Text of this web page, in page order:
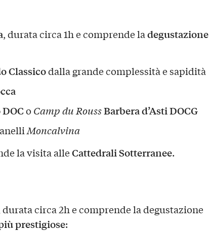
, durata circa 1h e comprende ladegustazione
Classicodalla grande complessità e sapidità
o Camp du RoussBarbera d’Asti DOCG
Moncalvina
la visita alleCattedrali Sotterranee.
durata circa 2h e comprende la degustazione
prestigiose: